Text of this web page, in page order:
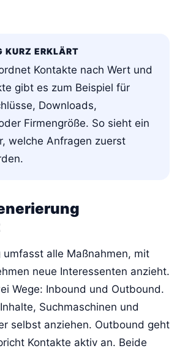
KURZ ERKLÄRT
Kontakte nach Wert und
gibt es zum Beispiel für
Downloads,
Firmengröße. So sieht ein
welche Anfragen zuerst
alle Maßnahmen, mit
neue Interessenten anzieht.
Wege: Inbound und Outbound.
Suchmaschinen und
selbst anziehen. Outbound geht
Kontakte aktiv an. Beide